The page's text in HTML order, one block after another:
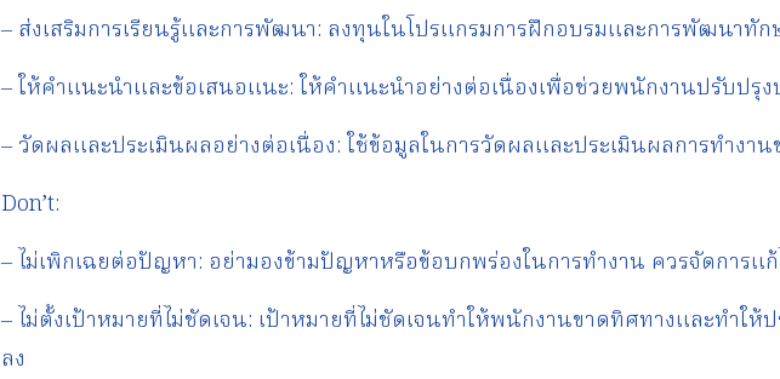
– ส่งเสริมการเรียนรู้และการพัฒนา: ลงทุนในโปรแกรมการฝึกอบรมและการพัฒนาทัก
– ให้คำแนะนำและข้อเสนอแนะ: ให้คำแนะนำอย่างต่อเนื่องเพื่อช่วยพนักงานปรับปรุ
– วัดผลและประเมินผลอย่างต่อเนื่อง: ใช้ข้อมูลในการวัดผลและประเมินผลการทำงา
Don’t:
– ไม่เพิกเฉยต่อปัญหา: อย่ามองข้ามปัญหาหรือข้อบกพร่องในการทำงาน ควรจัดการแ
– ไม่ตั้งเป้าหมายที่ไม่ชัดเจน: เป้าหมายที่ไม่ชัดเจนทำให้พนักงานขาดทิศทางและทำให้
ลง